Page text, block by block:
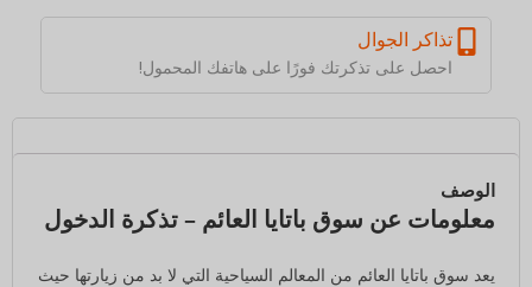
تذاكر الجوال
احصل على تذكرتك فورًا على هاتفك المحمول!
الوصف
معلومات عن سوق باتايا العائم – تذكرة الدخول
يعد سوق باتايا العائم من المعالم السياحية التي لا بد من زيارتها حيث